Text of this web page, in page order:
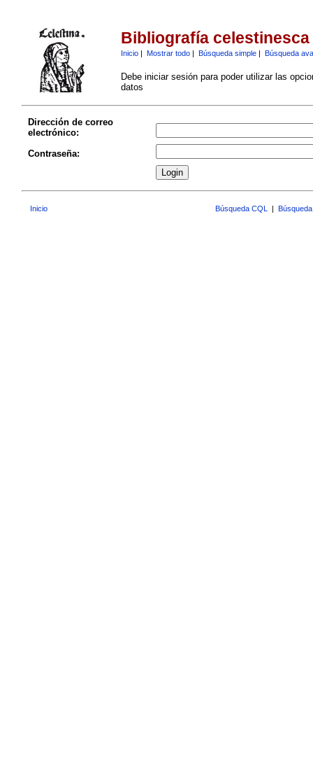
Bibliografía celestinesca
Inicio| Mostrar todo| Búsqueda simple| Búsqueda
Debe iniciar sesión para poder utilizar las
datos
Dirección de correo
electrónico:
Contraseña:
Inicio Búsqueda CQL |